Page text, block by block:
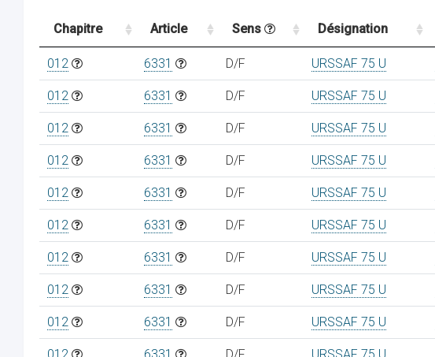
Chapitre Article Sens Désignation
012 6331 D/F URSSAF 75 U
012 6331 D/F URSSAF 75 U
012 6331 D/F URSSAF 75 U
012 6331 D/F URSSAF 75 U
012 6331 D/F URSSAF 75 U
012 6331 D/F URSSAF 75 U
012 6331 D/F URSSAF 75 U
012 6331 D/F URSSAF 75 U
012 6331 D/F URSSAF 75 U